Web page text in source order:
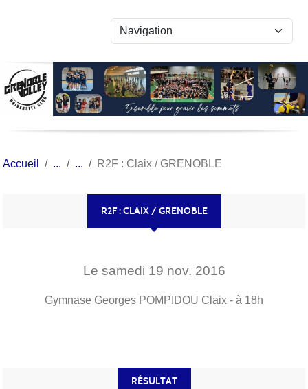
Accueil R2F : Claix / GRENOBLE
R2F : CLAIX / GRENOBLE
Le samedi 19 nov. 2016
Gymnase Georges POMPIDOU Claix - à 18h
RÉSULTAT